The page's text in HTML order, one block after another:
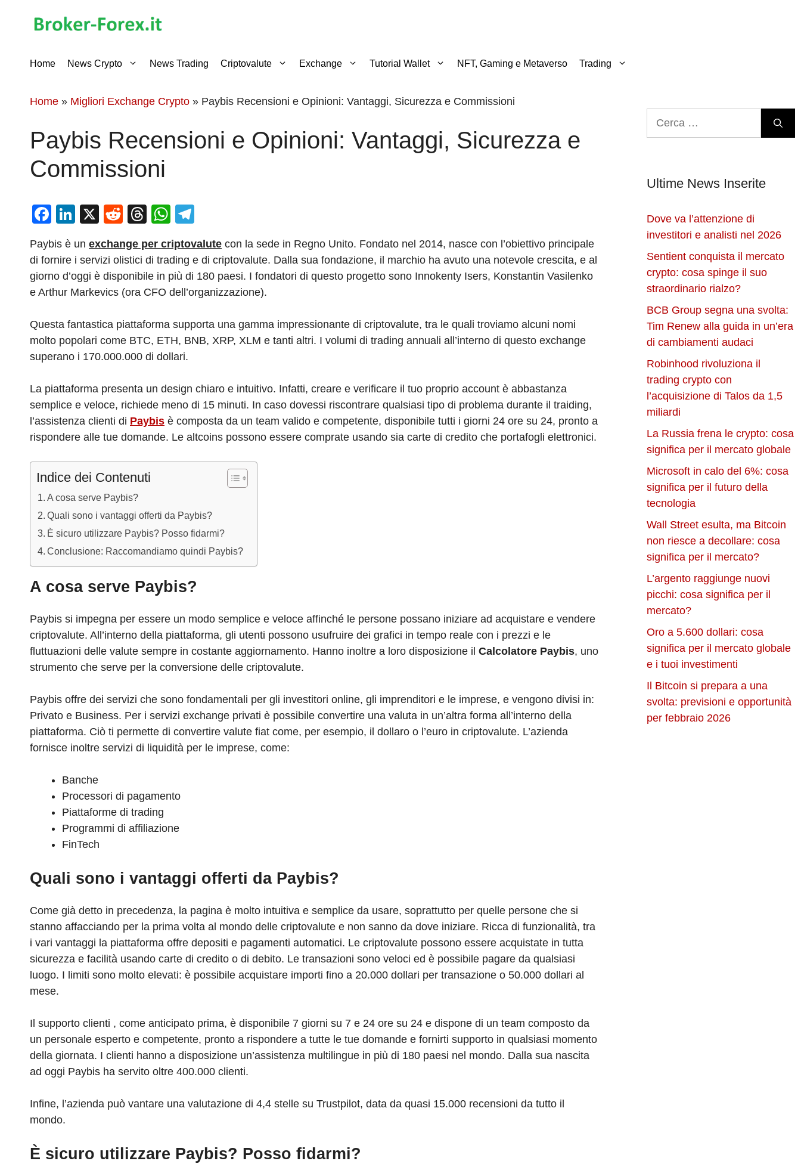
Home News Crypto News Trading Criptovalute Exchange Tutorial Wallet NFT, Gaming e Metaverso Trading
Home » Migliori Exchange Crypto » Paybis Recensioni e Opinioni: Vantaggi, Sicurezza e Commissioni
Paybis Recensioni e Opinioni: Vantaggi, Sicurezza e
Commissioni
F
c
e
b
o
k
Li
k
e
dI
X
R
d
di
t
T
e
a
d
W
at
s
A
p
e
gr
a
Paybis è un exchange per criptovalute con la sede in Regno Unito. Fondato nel 2014, nasce con l’obiettivo principale
di fornire i servizi olistici di trading e di criptovalute. Dalla sua fondazione, il marchio ha avuto una notevole crescita, e al
giorno d’oggi è disponibile in più di 180 paesi. I fondatori di questo progetto sono Innokenty Isers, Konstantin Vasilenko
e Arthur Markevics (ora CFO dell’organizzazione).
Questa fantastica piattaforma supporta una gamma impressionante di criptovalute, tra le quali troviamo alcuni nomi
molto popolari come BTC, ETH, BNB, XRP, XLM e tanti altri. I volumi di trading annuali all’interno di questo exchange
superano i 170.000.000 di dollari.
La piattaforma presenta un design chiaro e intuitivo. Infatti, creare e verificare il tuo proprio account è abbastanza
semplice e veloce, richiede meno di 15 minuti. In caso dovessi riscontrare qualsiasi tipo di problema durante il traiding,
l’assistenza clienti di Paybis è composta da un team valido e competente, disponibile tutti i giorni 24 ore su 24, pronto a
rispondere alle tue domande. Le altcoins possono essere comprate usando sia carte di credito che portafogli elettronici.
Indice dei Contenuti
A cosa serve Paybis?
Quali sono i vantaggi offerti da Paybis?
È sicuro utilizzare Paybis? Posso fidarmi?
Conclusione: Raccomandiamo quindi Paybis?
A cosa serve Paybis?
Paybis si impegna per essere un modo semplice e veloce affinché le persone possano iniziare ad acquistare e vendere
criptovalute. All’interno della piattaforma, gli utenti possono usufruire dei grafici in tempo reale con i prezzi e le
fluttuazioni delle valute sempre in costante aggiornamento. Hanno inoltre a loro disposizione il Calcolatore Paybis, uno
strumento che serve per la conversione delle criptovalute.
Paybis offre dei servizi che sono fondamentali per gli investitori online, gli imprenditori e le imprese, e vengono divisi in:
Privato e Business. Per i servizi exchange privati è possibile convertire una valuta in un’altra forma all’interno della
piattaforma. Ciò ti permette di convertire valute fiat come, per esempio, il dollaro o l’euro in criptovalute. L’azienda
fornisce inoltre servizi di liquidità per le imprese, come:
Banche
Processori di pagamento
Piattaforme di trading
Programmi di affiliazione
FinTech
Quali sono i vantaggi offerti da Paybis?
Come già detto in precedenza, la pagina è molto intuitiva e semplice da usare, soprattutto per quelle persone che si
stanno affacciando per la prima volta al mondo delle criptovalute e non sanno da dove iniziare. Ricca di funzionalità, tra
i vari vantaggi la piattaforma offre depositi e pagamenti automatici. Le criptovalute possono essere acquistate in tutta
sicurezza e facilità usando carte di credito o di debito. Le transazioni sono veloci ed è possibile pagare da qualsiasi
luogo. I limiti sono molto elevati: è possibile acquistare importi fino a 20.000 dollari per transazione o 50.000 dollari al
mese.
Il supporto clienti , come anticipato prima, è disponibile 7 giorni su 7 e 24 ore su 24 e dispone di un team composto da
un personale esperto e competente, pronto a rispondere a tutte le tue domande e fornirti supporto in qualsiasi momento
della giornata. I clienti hanno a disposizione un’assistenza multilingue in più di 180 paesi nel mondo. Dalla sua nascita
ad oggi Paybis ha servito oltre 400.000 clienti.
Infine, l’azienda può vantare una valutazione di 4,4 stelle su Trustpilot, data da quasi 15.000 recensioni da tutto il
mondo.
È sicuro utilizzare Paybis? Posso fidarmi?
Ultime News Inserite
Dove va l’attenzione di
investitori e analisti nel 2026
Sentient conquista il mercato
crypto: cosa spinge il suo
straordinario rialzo?
BCB Group segna una svolta:
Tim Renew alla guida in un’era
di cambiamenti audaci
Robinhood rivoluziona il
trading crypto con
l’acquisizione di Talos da 1,5
miliardi
La Russia frena le crypto: cosa
significa per il mercato globale
Microsoft in calo del 6%: cosa
significa per il futuro della
tecnologia
Wall Street esulta, ma Bitcoin
non riesce a decollare: cosa
significa per il mercato?
L’argento raggiunge nuovi
picchi: cosa significa per il
mercato?
Oro a 5.600 dollari: cosa
significa per il mercato globale
e i tuoi investimenti
Il Bitcoin si prepara a una
svolta: previsioni e opportunità
per febbraio 2026